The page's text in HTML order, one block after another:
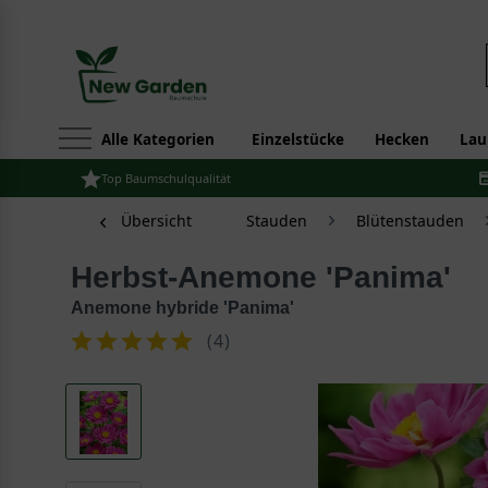
Alle Kategorien Einzelstücke Hecken
Top Baumschulqualität
Übersicht Stauden Blütenstauden
Herbst-Anemone 'Panima'
Anemone hybride 'Panima'
(4)